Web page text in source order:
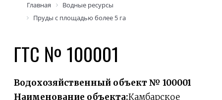
Главная
Водные ресурсы
Пруды с площадью более 5 га
ГТС № 100001
Водохозяйственный объект № 100001
Наименование объекта:Камбарское